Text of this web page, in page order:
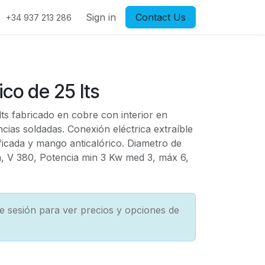
+34 937 213 286 Sign in Contact Us
de 25 lts
fabricado en cobre con interior en
soldadas. Conexión eléctrica extraíble
y mango anticalórico. Diametro de
V 380, Potencia min 3 Kw med 3, máx 6,
sesión para ver precios y opciones de